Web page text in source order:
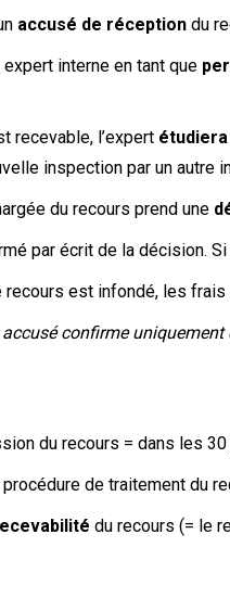
accusé de réception du
interne en tant que
recevable, l’expert étudiera
inspection par un autre
du recours prend une
par écrit de la décision.
recours est infondé, les
confirme uniquement
du recours = dans les
procédure de traitement du
du recours (= le